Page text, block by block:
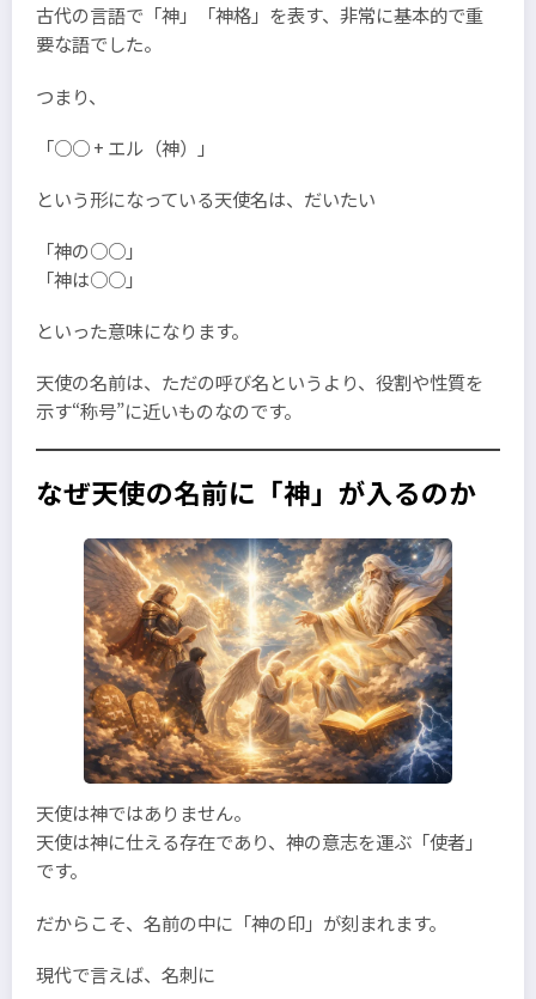
古代の言語で「神」「神格」を表す、非常に基本的で重
要な語でした。
つまり、
「○○ + エル（神）」
という形になっている天使名は、だいたい
「神の○○」
「神は○○」
といった意味になります。
天使の名前は、ただの呼び名というより、役割や性質を
示す“称号”に近いものなのです。
なぜ天使の名前に「神」が入るのか
天使は神ではありません。
天使は神に仕える存在であり、神の意志を運ぶ「使者」
です。
だからこそ、名前の中に「神の印」が刻まれます。
現代で言えば、名刺に